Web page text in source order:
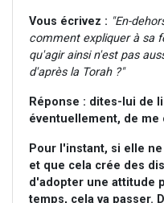
Vous écrivez : "En-
comment expliquer à sa
qu'agir ainsi n'est pas
d'après la Torah ?"
Réponse : dites-lui de
éventuellement, de me
Pour l'instant, si elle
et que cela crée des
d'adopter une attitude
temps, cela va passer.